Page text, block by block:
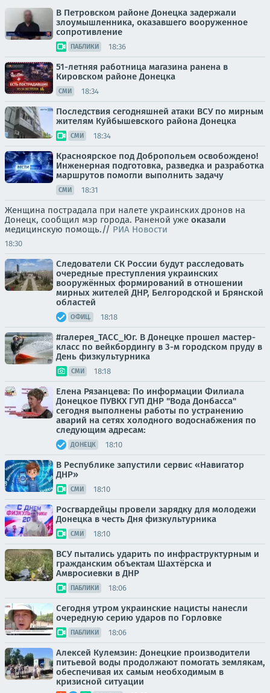
В Петровском районе Донецка задержали
злоумышленника, оказавшего вооруженное
сопротивление
ПАБЛИКИ 18:36
51-летняя работница магазина ранена в
Кировском районе Донецка
СМИ 18:34
Последствия сегодняшней атаки ВСУ по мирным
жителям Куйбышевского района Донецка
СМИ 18:34
Красноярское под Добропольем освобождено!
Инженерная подготовка, разведка и разработка
маршрутов помогли выполнить задачу
СМИ 18:31
Женщина пострадала при налете украинских дронов на
Донецк, сообщил мэр города. Раненой уже оказали
медицинскую помощь.// РИА Новости
18:30
Следователи СК России будут расследовать
очередные преступления украинских
вооружённых формирований в отношении
мирных жителей ДНР, Белгородской и Брянской
областей
ОФИЦ. 18:18
#галерея_ТАСС_Юг. В Донецке прошел мастер-
класс по вейкбордингу в 3-м городском пруду в
День физкультурника
СМИ 18:18
Елена Рязанцева: По информации Филиала
Донецкое ПУВКХ ГУП ДНР "Вода Донбасса"
сегодня выполнены работы по устранению
аварий на сетях холодного водоснабжения по
следующим адресам:
ДОНЕЦК 18:10
В Республике запустили сервис «Навигатор
ДНР»
СМИ 18:10
Росгвардейцы провели зарядку для молодежи
Донецка в честь Дня физкультурника
СМИ 18:10
ВСУ пытались ударить по инфраструктурным и
гражданским объектам Шахтёрска и
Амвросиевки в ДНР
ПАБЛИКИ 18:06
Сегодня утром украинские нацисты нанесли
очередную серию ударов по Горловке
ПАБЛИКИ 18:06
Алексей Кулемзин: Донецкие производители
питьевой воды продолжают помогать землякам,
обеспечивая их самым необходимым в
кризисной ситуации